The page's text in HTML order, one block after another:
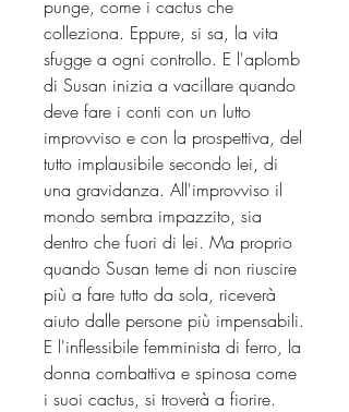
punge, come i cactus che
colleziona. Eppure, si sa, la vita
sfugge a ogni controllo. E l'aplomb
di Susan inizia a vacillare quando
deve fare i conti con un lutto
improvviso e con la prospettiva, del
tutto implausibile secondo lei, di
una gravidanza. All'improvviso il
mondo sembra impazzito, sia
dentro che fuori di lei. Ma proprio
quando Susan teme di non riuscire
più a fare tutto da sola, riceverà
aiuto dalle persone più impensabili.
E l'inflessibile femminista di ferro, la
donna combattiva e spinosa come
i suoi cactus, si troverà a fiorire.